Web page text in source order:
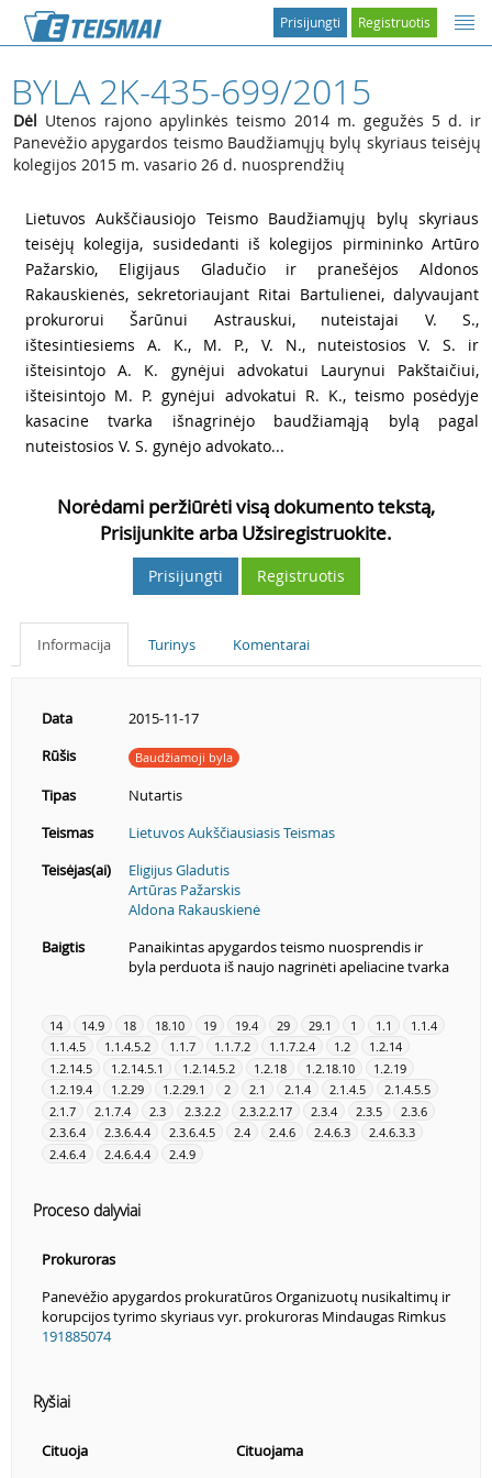
Registruotis
Prisijungti
BYLA 2K-435-699/2015
Dėl Utenos rajono apylinkės teismo 2014 m. gegužės 5 d. ir
Panevėžio apygardos teismo Baudžiamųjų bylų skyriaus teisėjų
kolegijos 2015 m. vasario 26 d. nuosprendžių
Lietuvos Aukščiausiojo Teismo Baudžiamųjų bylų skyriaus
teisėjų kolegija, susidedanti iš kolegijos pirmininko Artūro
Pažarskio, Eligijaus Gladučio ir pranešėjos Aldonos
Rakauskienės, sekretoriaujant Ritai Bartulienei, dalyvaujant
prokurorui Šarūnui Astrauskui, nuteistajai V. S.,
ištesintiesiems A. K., M. P., V. N., nuteistosios V. S. ir
išteisintojo A. K. gynėjui advokatui Laurynui Pakštaičiui,
išteisintojo M. P. gynėjui advokatui R. K., teismo posėdyje
kasacine tvarka išnagrinėjo baudžiamąją bylą pagal
nuteistosios V. S. gynėjo advokato...
Norėdami peržiūrėti visą dokumento tekstą,
Prisijunkite arba Užsiregistruokite.
Prisijungti Registruotis
Informacija Turinys Komentarai
Data
2015-11-17
Rūšis
Baudžiamoji byla
Tipas
Nutartis
Teismas
Lietuvos Aukščiausiasis Teismas
Teisėjas(ai)
Eligijus Gladutis
Artūras Pažarskis
Aldona Rakauskienė
Baigtis
Panaikintas apygardos teismo nuosprendis ir
byla perduota iš naujo nagrinėti apeliacine tvarka
14 14.9 18 18.10 19 19.4 29 29.1 1 1.1
1.1.4
1.1.4.5
1.1.4.5.2 1.1.7 1.1.7.2 1.1.7.2.4 1.2
1.2.14
1.2.14.5
1.2.14.5.1 1.2.14.5.2 1.2.18 1.2.18.10
1.2.19
1.2.19.4
1.2.29 1.2.29.1 2 2.1 2.1.4 2.1.4.5
2.1.4.5.5
2.1.7
2.1.7.4 2.3 2.3.2.2 2.3.2.2.17 2.3.4 2.3.5
2.3.6
2.3.6.4
2.3.6.4.4 2.3.6.4.5 2.4 2.4.6 2.4.6.3
2.4.6.3.3
2.4.6.4
2.4.6.4.4 2.4.9
Proceso dalyviai
Prokuroras
Panevėžio apygardos prokuratūros Organizuotų nusikaltimų ir
korupcijos tyrimo skyriaus vyr. prokuroras Mindaugas Rimkus
191885074
Ryšiai
Cituoja
Cituojama